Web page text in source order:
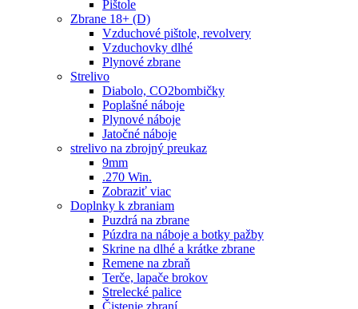
Pištole
Zbrane 18+ (D)
Vzduchové pištole, revolvery
Vzduchovky dlhé
Plynové zbrane
Strelivo
Diabolo, CO2bombičky
Poplašné náboje
Plynové náboje
Jatočné náboje
strelivo na zbrojný preukaz
9mm
.270 Win.
Zobraziť viac
Doplnky k zbraniam
Puzdrá na zbrane
Púzdra na náboje a botky pažby
Skrine na dlhé a krátke zbrane
Remene na zbraň
Terče, lapače brokov
Strelecké palice
Čistenie zbraní